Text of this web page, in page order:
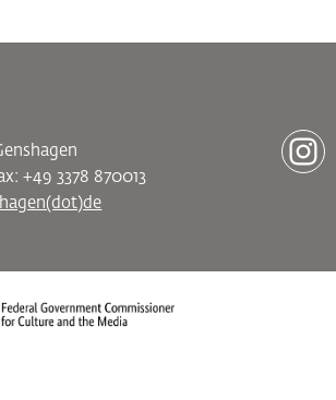
+49 3378 870013